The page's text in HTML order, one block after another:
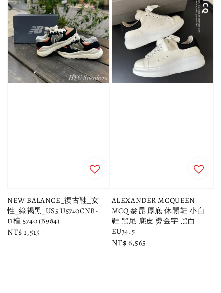
NEW BALANCE_復古鞋_女
性_綠褐黑_US5 U5740CNB-
D楦 5740 (B984)
Regular
NT$ 1,515
ALEXANDER MCQUEEN
MCQ 麥昆 厚底 休閒鞋 小白
鞋 黑尾 麂皮 燙金字 黑白
EU34.5
Regular
NT$ 6,565